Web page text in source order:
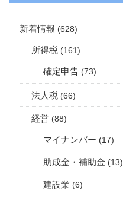
新着情報 (628)
所得税 (161)
確定申告 (73)
法人税 (66)
経営 (88)
マイナンバー (17)
助成金・補助金 (13)
建設業 (6)